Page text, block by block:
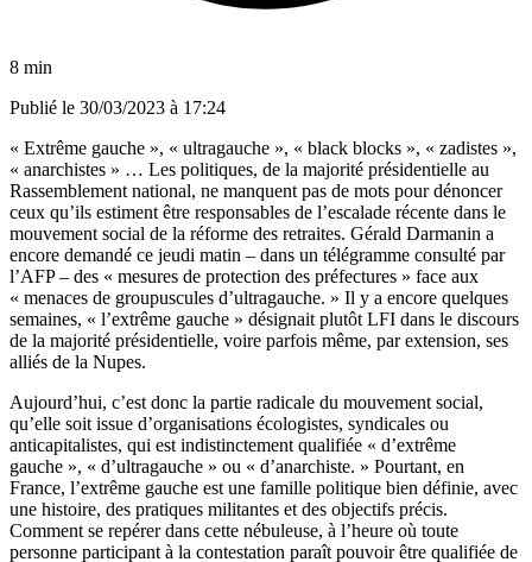
8 min
Publié le 30/03/2023 à 17:24
« Extrême gauche », « ultragauche », « black blocks », « zadistes »,
« anarchistes » … Les politiques, de la majorité présidentielle au
Rassemblement national, ne manquent pas de mots pour dénoncer
ceux qu’ils estiment être responsables de l’escalade récente dans le
mouvement social de la réforme des retraites. Gérald Darmanin a
encore demandé ce jeudi matin – dans un télégramme consulté par
l’AFP – des « mesures de protection des préfectures » face aux
« menaces de groupuscules d’ultragauche. » Il y a encore quelques
semaines, « l’extrême gauche » désignait plutôt LFI dans le discours
de la majorité présidentielle, voire parfois même, par extension, ses
alliés de la Nupes.
Aujourd’hui, c’est donc la partie radicale du mouvement social,
qu’elle soit issue d’organisations écologistes, syndicales ou
anticapitalistes, qui est indistinctement qualifiée « d’extrême
gauche », « d’ultragauche » ou « d’anarchiste. » Pourtant, en
France, l’extrême gauche est une famille politique bien définie, avec
une histoire, des pratiques militantes et des objectifs précis.
Comment se repérer dans cette nébuleuse, à l’heure où toute
personne participant à la contestation paraît pouvoir être qualifiée de